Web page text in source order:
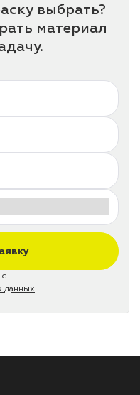
выбрать?
материал
данных